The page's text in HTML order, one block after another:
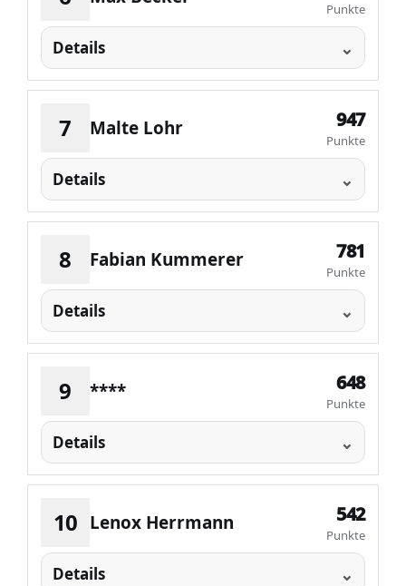
Punkte
Details
7 Malte Lohr 947
Punkte
Details
8 Fabian Kummerer 781
Punkte
Details
9 **** 648
Punkte
Details
10 Lenox Herrmann 542
Punkte
Details